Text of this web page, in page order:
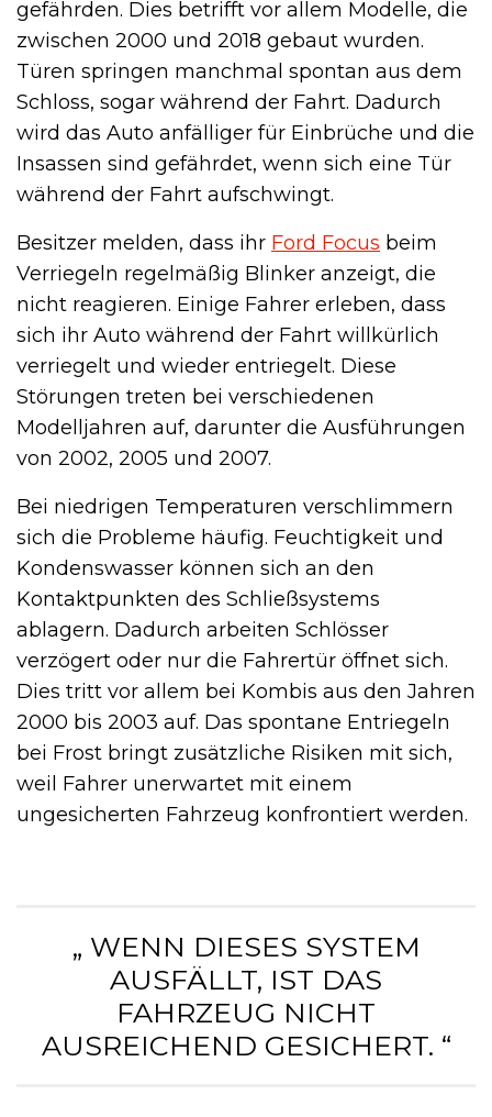
gefährden. Dies betrifft vor allem Modelle, die
zwischen 2000 und 2018 gebaut wurden.
Türen springen manchmal spontan aus dem
Schloss, sogar während der Fahrt. Dadurch
wird das Auto anfälliger für Einbrüche und die
Insassen sind gefährdet, wenn sich eine Tür
während der Fahrt aufschwingt.
Besitzer melden, dass ihr Ford Focus beim
Verriegeln regelmäßig Blinker anzeigt, die
nicht reagieren. Einige Fahrer erleben, dass
sich ihr Auto während der Fahrt willkürlich
verriegelt und wieder entriegelt. Diese
Störungen treten bei verschiedenen
Modelljahren auf, darunter die Ausführungen
von 2002, 2005 und 2007.
Bei niedrigen Temperaturen verschlimmern
sich die Probleme häufig. Feuchtigkeit und
Kondenswasser können sich an den
Kontaktpunkten des Schließsystems
ablagern. Dadurch arbeiten Schlösser
verzögert oder nur die Fahrertür öffnet sich.
Dies tritt vor allem bei Kombis aus den Jahren
2000 bis 2003 auf. Das spontane Entriegeln
bei Frost bringt zusätzliche Risiken mit sich,
weil Fahrer unerwartet mit einem
ungesicherten Fahrzeug konfrontiert werden.
„ WENN DIESES SYSTEM
AUSFÄLLT, IST DAS
FAHRZEUG NICHT
AUSREICHEND GESICHERT. “